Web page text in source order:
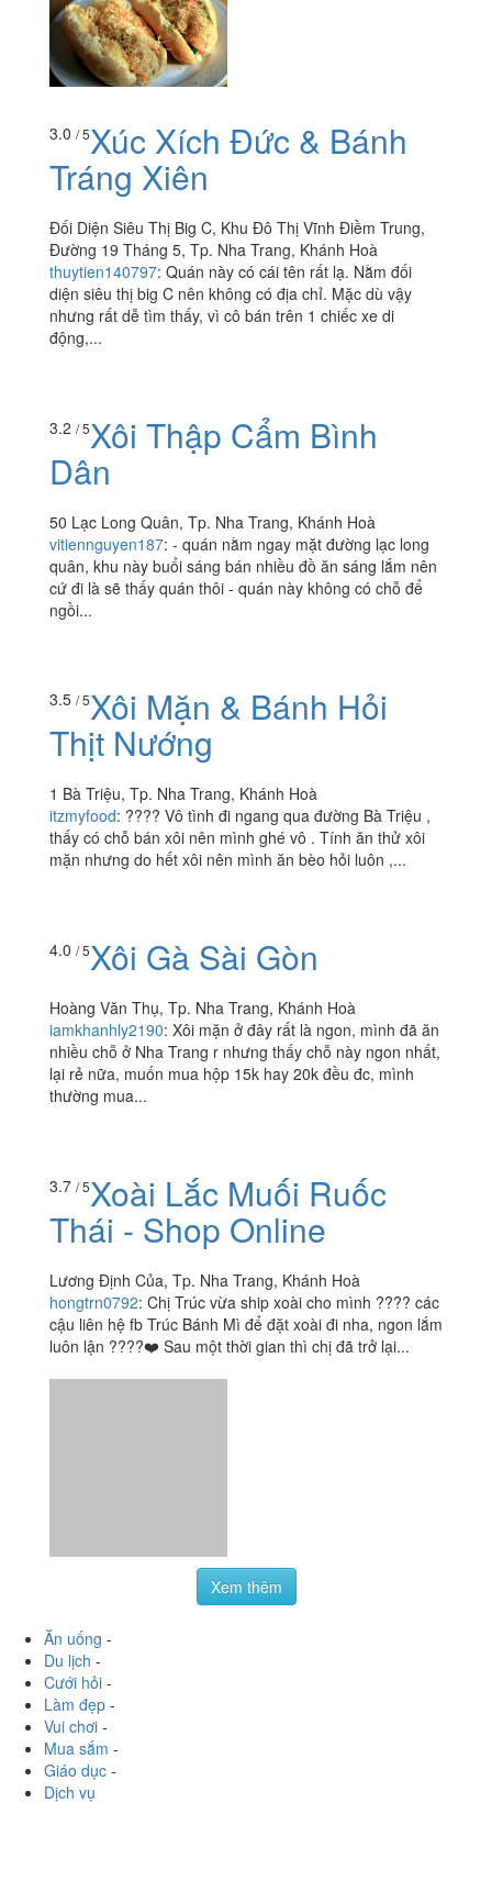
3.0 / 5Xúc Xích Đức & Bánh
Tráng Xiên
Đối Diện Siêu Thị Big C, Khu Đô Thị Vĩnh Điềm Trung,
Đường 19 Tháng 5, Tp. Nha Trang, Khánh Hoà
thuytien140797: Quán này có cái tên rất lạ. Nằm đối
diện siêu thị big C nên không có địa chỉ. Mặc dù vậy
nhưng rất dễ tìm thấy, vì cô bán trên 1 chiếc xe di
động,...
3.2/ 5Xôi Thập Cẩm Bình
Dân
50 Lạc Long Quân, Tp. Nha Trang, Khánh Hoà
ngồi...
Thịt Nướng
itzmyfood:???? Vô tình đi ngang qua đường Bà Triệu ,
thấy có chỗ bán xôi nên mình ghé vô . Tính ăn thử xôi
mặn nhưng do hết xôi nên mình ăn bèo hỏi luôn ,...
Hoàng Văn Thụ, Tp. Nha Trang, Khánh Hoà
iamkhanhly2190 :Xôi mặn ở đây rất là ngon, mình đã ăn
nhiều chỗ ở Nha Trang r nhưng thấy chỗ này ngon nhất,
lại rẻ nữa, muốn mua hộp 15k hay 20k đều đc, mình
thường mua...
3.7 Xoài Lắc Muối Ruốc
Ăn uống
Du lịch-
Cưới hỏi-
Làm đẹp
Vui chơi-
Mua sắm
Giáo dục